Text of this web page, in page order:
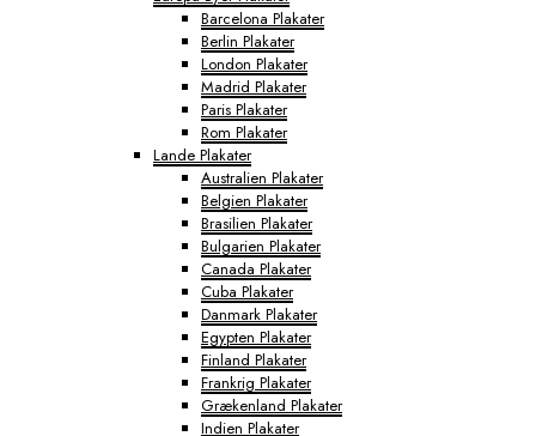
Barcelona Plakater
Berlin Plakater
London Plakater
Madrid Plakater
Paris Plakater
Rom Plakater
Lande Plakater
Australien Plakater
Belgien Plakater
Brasilien Plakater
Bulgarien Plakater
Canada Plakater
Cuba Plakater
Danmark Plakater
Egypten Plakater
Finland Plakater
Frankrig Plakater
Grækenland Plakater
Indien Plakater